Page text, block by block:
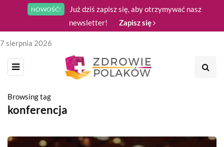
NOWOŚĆ!
Już dziś zapisz się, aby otrzymywać nasz
newsletter!
Zapisz się
7 sierpnia 2026
Browsing tag
konferencja